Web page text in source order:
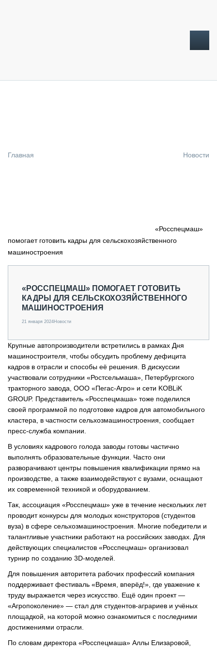
СПЕЦПРОЕКТЫ
МЕРОПРИЯТИЯ
СТАТЬИ ПО КАТЕГОРИЯМ ТЕХНИКИ
Главная Новости
«Росспецмаш»
помогает готовить кадры для сельскохозяйственного
машиностроения
«РОССПЕЦМАШ» ПОМОГАЕТ ГОТОВИТЬ
КАДРЫ ДЛЯ СЕЛЬСКОХОЗЯЙСТВЕННОГО
МАШИНОСТРОЕНИЯ
21 января 2024Новости
Крупные автопроизводители встретились в рамках Дня
машиностроителя, чтобы обсудить проблему дефицита
кадров в отрасли и способы её решения. В дискуссии
участвовали сотрудники «Ростсельмаша», Петербургского
тракторного завода, ООО «Пегас-Агро» и сети KOBLiK
GROUP. Представитель «Росспецмаша» тоже поделился
своей программой по подготовке кадров для автомобильного
кластера, в частности сельхозмашиностроения, сообщает
пресс-служба компании.
В условиях кадрового голода заводы готовы частично
выполнять образовательные функции. Часто они
разворачивают центры повышения квалификации прямо на
производстве, а также взаимодействуют с вузами, оснащают
их современной техникой и оборудованием.
Так, ассоциация «Росспецмаш» уже в течение нескольких лет
проводит конкурсы для молодых конструкторов (студентов
вуза) в сфере сельхозмашиностроения. Многие победители и
талантливые участники работают на российских заводах. Для
действующих специалистов «Росспецмаш» организовал
турнир по созданию 3D-моделей.
Для повышения авторитета рабочих профессий компания
поддерживает фестиваль «Время, вперёд!», где уважение к
труду выражается через искусство. Ещё один проект —
«Агропоколение» — стал для студентов-аграриев и учёных
площадкой, на которой можно ознакомиться с последними
достижениями отрасли.
По словам директора «Росспецмаша» Аллы Елизаровой,